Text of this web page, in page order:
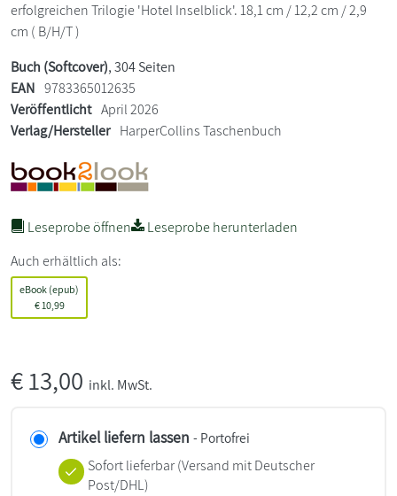
erfolgreichen Trilogie 'Hotel Inselblick'. 18,1 cm / 12,2 cm / 2,9
cm ( B/H/T )
Buch (Softcover), 304 Seiten
EAN 9783365012635
Veröffentlicht April 2026
Verlag/Hersteller HarperCollins Taschenbuch
Leseprobe öffnen
Leseprobe herunterladen
Auch erhältlich als:
eBook (epub)
€10,99
€13,00 inkl. MwSt.
Artikel liefern lassen - Portofrei
Sofort lieferbar(Versand mit Deutscher
Post/DHL)